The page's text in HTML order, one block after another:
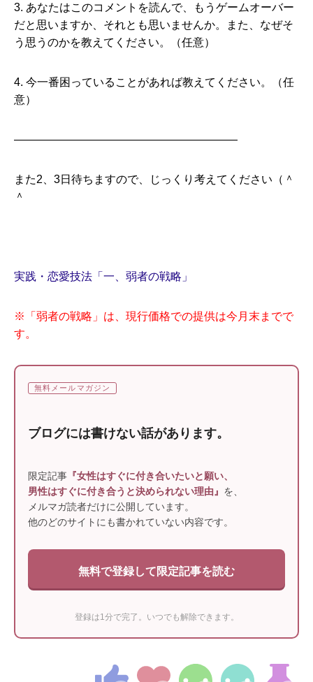
3. あなたはこのコメントを読んで、もうゲームオーバー
だと思いますか、それとも思いませんか。また、なぜそ
う思うのかを教えてください。（任意）
4. 今一番困っていることがあれば教えてください。（任
意）
————————————————————
また2、3日待ちますので、じっくり考えてください（＾
＾
実践・恋愛技法「一、弱者の戦略」
※「弱者の戦略」は、現行価格での提供は今月末までで
す。
無料メールマガジン
ブログには書けない話があります。
限定記事 『女性はすぐに付き合いたいと願い、
男性はすぐに付き合うと決められない理由』 を、
メルマガ読者だけに公開しています。
他のどのサイトにも書かれていない内容です。
無料で登録して限定記事を読む
登録は1分で完了。いつでも解除できます。